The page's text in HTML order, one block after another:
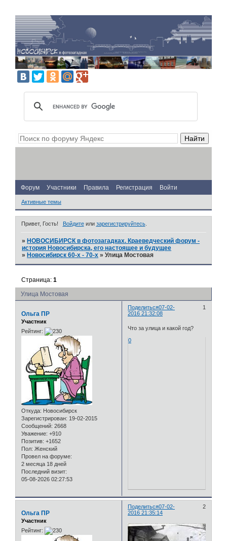
Форум Участники Правила Регистрация Войти
Активные темы
Привет, Гость! Войдитеили зарегистрируйтесь.
» НОВОСИБИРСК в фотозагадках. Краеведческий форум -
история Новосибирска, его настоящее и будущее
» Новосибирск 60-х - 70-х »Улица Мостовая
Улица Мостовая
Страница:1
Поделиться 1
07-02-
2016 21:32:08
Ольга ПР
Участник
Рейтинг:
Откуда: Новосибирск
Зарегистрирован: 19-02-2015
Сообщений: 2668
Уважение: +910
Позитив: +1652
Пол: Женский
Провел на форуме:
2 месяца 18 дней
Последний визит:
05-08-2026 02:27:53
Что за улица и какой год?
0
Поделиться 2
07-02-
2016 21:35:14
Ольга ПР
Участник
Рейтинг: